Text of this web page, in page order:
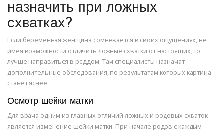
назначить при ложных
схватках?
Если беременная женщина сомневается в своих ощущениях, не
имея возможности отличить ложные схватки от настоящих, то
лучше направиться в роддом. Там специалисты назначат
дополнительные обследования, по результатам которых картина
станет яснее.
Осмотр шейки матки
Для врача одним из главных отличий ложных и родовых схваток
является изменение шейки матки. При начале родов с каждым